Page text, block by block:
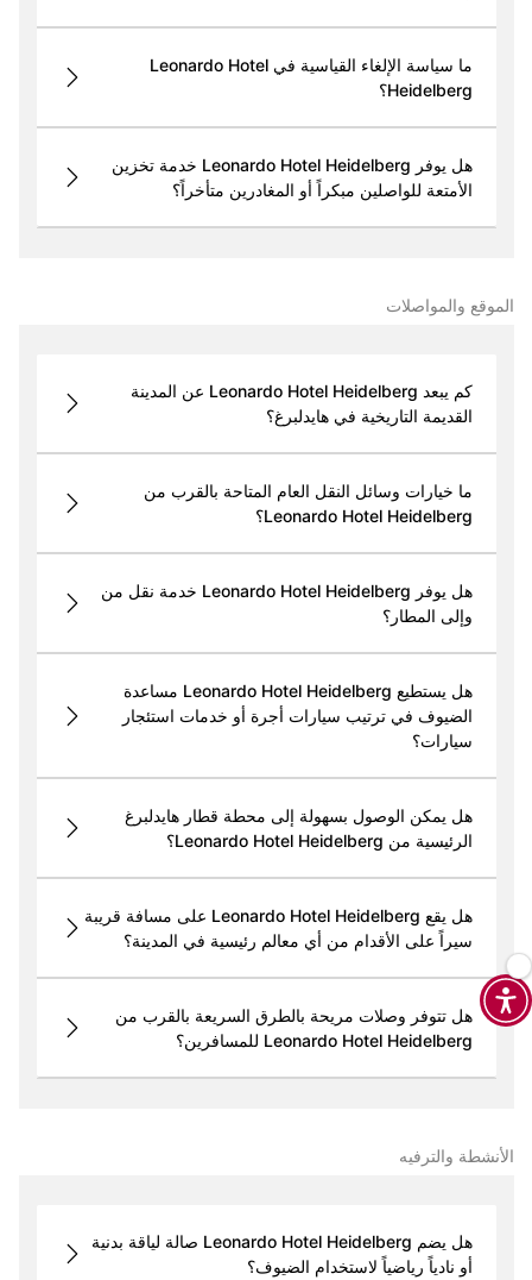
ما سياسة الإلغاء القياسية في Leonardo Hotel
Heidelberg؟
هل يوفر Leonardo Hotel Heidelberg خدمة تخزين
الأمتعة للواصلين مبكراً أو المغادرين متأخراً؟
الموقع والمواصلات
كم يبعد Leonardo Hotel Heidelberg عن المدينة
القديمة التاريخية في هايدلبرغ؟
ما خيارات وسائل النقل العام المتاحة بالقرب من
Leonardo Hotel Heidelberg؟
هل يوفر Leonardo Hotel Heidelberg خدمة نقل من
وإلى المطار؟
هل يستطيع Leonardo Hotel Heidelberg مساعدة
الضيوف في ترتيب سيارات أجرة أو خدمات استئجار
سيارات؟
هل يمكن الوصول بسهولة إلى محطة قطار هايدلبرغ
الرئيسية من Leonardo Hotel Heidelberg؟
هل يقع Leonardo Hotel Heidelberg على مسافة قريبة
سيراً على الأقدام من أي معالم رئيسية في المدينة؟
هل تتوفر وصلات مريحة بالطرق السريعة بالقرب من
Leonardo Hotel Heidelberg للمسافرين؟
الأنشطة والترفيه
هل يضم Leonardo Hotel Heidelberg صالة لياقة بدنية
أو نادياً رياضياً لاستخدام الضيوف؟